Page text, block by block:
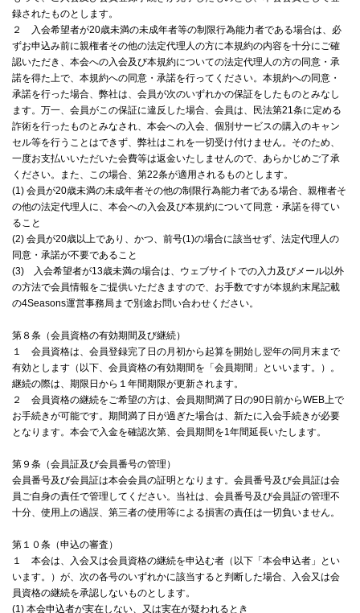
録されたものとします。
２ 入会希望者が20歳未満の未成年者等の制限行為能力者である場合は、必
ずお申込み前に親権者その他の法定代理人の方に本規約の内容を十分にご確
認いただき、本会への入会及び本規約についての法定代理人の方の同意・承
諾を得た上で、本規約への同意・承諾を行ってください。本規約への同意・
承諾を行った場合、弊社は、会員が次のいずれかの保証をしたものとみなし
ます。万一、会員がこの保証に違反した場合、会員は、民法第21条に定める
詐術を行ったものとみなされ、本会への入会、個別サービスの購入のキャン
セル等を行うことはできず、弊社はこれを一切受け付けません。そのため、
一度お支払いいただいた会費等は返金いたしませんので、あらかじめご了承
ください。また、この場合、第22条が適用されるものとします。
(1) 会員が20歳未満の未成年者その他の制限行為能力者である場合、親権者そ
の他の法定代理人に、本会への入会及び本規約について同意・承諾を得てい
ること
(2) 会員が20歳以上であり、かつ、前号(1)の場合に該当せず、法定代理人の
同意・承諾が不要であること
(3) 入会希望者が13歳未満の場合は、ウェブサイトでの入力及びメール以外
の方法で会員情報をご提供いただきますので、お手数ですが本規約末尾記載
の4Seasons運営事務局まで別途お問い合わせください。
第８条（会員資格の有効期間及び継続）
１ 会員資格は、会員登録完了日の月初から起算を開始し翌年の同月末まで
有効とします（以下、会員資格の有効期間を「会員期間」といいます。）。
継続の際は、期限日から１年間期限が更新されます。
２ 会員資格の継続をご希望の方は、会員期間満了日の90日前からWEB上で
お手続きが可能です。期間満了日が過ぎた場合は、新たに入会手続きが必要
となります。本会で入金を確認次第、会員期間を1年間延長いたします。
第９条（会員証及び会員番号の管理）
会員番号及び会員証は本会会員の証明となります。会員番号及び会員証は会
員ご自身の責任で管理してください。当社は、会員番号及び会員証の管理不
十分、使用上の過誤、第三者の使用等による損害の責任は一切負いません。
第１０条（申込の審査）
１ 本会は、入会又は会員資格の継続を申込む者（以下「本会申込者」とい
います。）が、次の各号のいずれかに該当すると判断した場合、入会又は会
員資格の継続を承認しないものとします。
(1) 本会申込者が実在しない、又は実在が疑われるとき